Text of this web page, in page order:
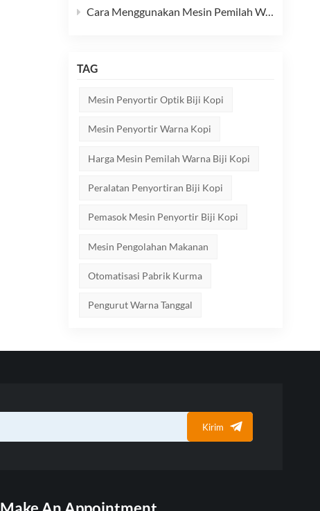
Cara Menggunakan Mesin Pemilah Warna Beras: Panduan Lengkap
TAG
Mesin Penyortir Optik Biji Kopi
Mesin Penyortir Warna Kopi
Harga Mesin Pemilah Warna Biji Kopi
Peralatan Penyortiran Biji Kopi
Pemasok Mesin Penyortir Biji Kopi
Mesin Pengolahan Makanan
Otomatisasi Pabrik Kurma
Pengurut Warna Tanggal
Kirim